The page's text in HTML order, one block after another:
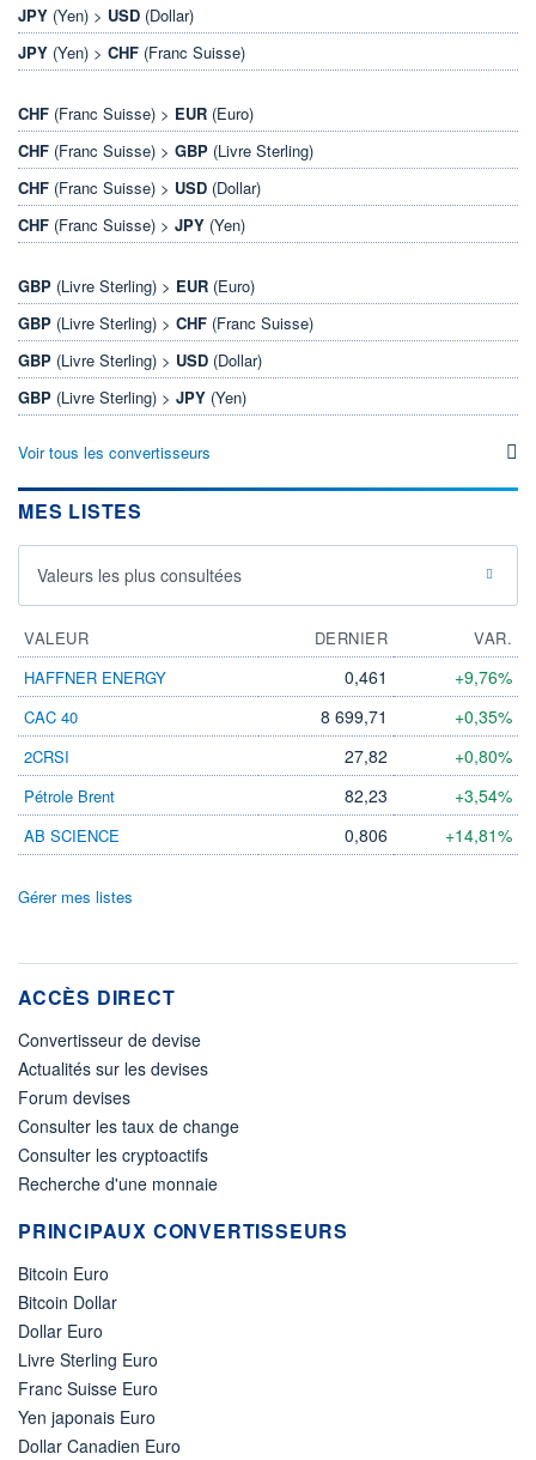
JPY (Yen) > USD (Dollar)
JPY (Yen) > CHF (Franc Suisse)
CHF (Franc Suisse) > EUR (Euro)
CHF (Franc Suisse) > GBP (Livre Sterling)
CHF (Franc Suisse) > USD (Dollar)
CHF (Franc Suisse) > JPY (Yen)
GBP (Livre Sterling) > EUR (Euro)
GBP (Livre Sterling) > CHF (Franc Suisse)
GBP (Livre Sterling) > USD (Dollar)
GBP (Livre Sterling) > JPY (Yen)
Voir tous les convertisseurs
MES LISTES
Valeurs les plus consultées
VALEUR DERNIER
VAR.
HAFFNER ENERGY
0,461 +9,76%
CAC 40 8 699,71 +0,35%
2CRSI 27,82 +0,80%
Pétrole Brent 82,23 +3,54%
AB SCIENCE 0,806 +14,81%
Gérer mes listes
ACCÈS DIRECT
Convertisseur de devise
Actualités sur les devises
Forum devises
Consulter les taux de change
Consulter les cryptoactifs
Recherche d'une monnaie
PRINCIPAUX CONVERTISSEURS
Bitcoin Euro
Bitcoin Dollar
Dollar Euro
Livre Sterling Euro
Franc Suisse Euro
Yen japonais Euro
Dollar Canadien Euro